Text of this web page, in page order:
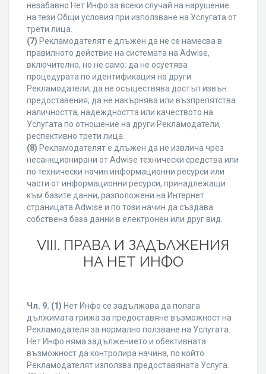
незабавно Нет Инфо за всеки случай на нарушение
на тези Общи условия при използване на Услугата от
трети лица.
(7) Рекламодателят е длъжен да не се намесва в
правилното действие на системата на Adwise,
включително, но не само: да не осуетява
процедурата по идентификация на други
Рекламодатели; да не осъществява достъп извън
предоставения; да не накърнява или възпрепятства
наличността, надеждността или качеството на
Услугата по отношение на други Рекламодатели,
респективно трети лица.
(8) Рекламодателят е длъжен да не извлича чрез
несанкционирани от Adwise технически средства или
по технически начин информационни ресурси или
части от информационни ресурси, принадлежащи
към базите данни, разположени на Интернет
страницата Adwise и по този начин да създава
собствена база данни в електронен или друг вид.
VIII. ПРАВА И ЗАДЪЛЖЕНИЯ
НА НЕТ ИНФО
Чл. 9. (1) Нет Инфо се задължава да полага
дължимата грижа за предоставяне възможност на
Рекламодателя за нормално ползване на Услугата.
Нет Инфо няма задължението и обективната
възможност да контролира начина, по който
Рекламодателят използва предоставяната Услуга.